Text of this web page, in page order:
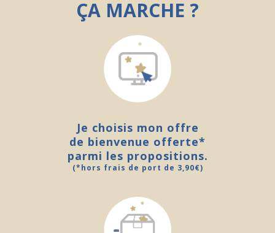
ÇA MARCHE ?
Je choisis mon offre
de bienvenue offerte*
parmi les propositions.
(*hors frais de port de 3,90€)